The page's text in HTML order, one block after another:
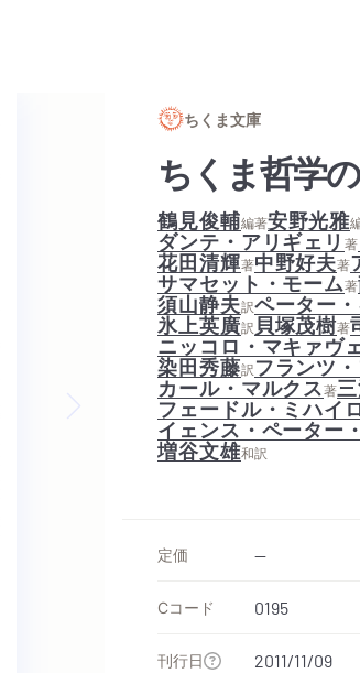
ちくま文庫
ちくま哲
鶴見俊輔編著安野光雅
ダンテ・アリギェリ著
花田清輝著中野好夫著
サマセット・モーム著
須山静夫訳ペーター
氷上英廣訳貝塚茂樹著
ニッコロ・マキァヴ
染田秀藤訳フランツ
カール・マルクス著
フェードル・ミハイ
イェンス・ペーター
増谷文雄和訳
定価 --
Cコード 0195
刊行日 2011/11/09